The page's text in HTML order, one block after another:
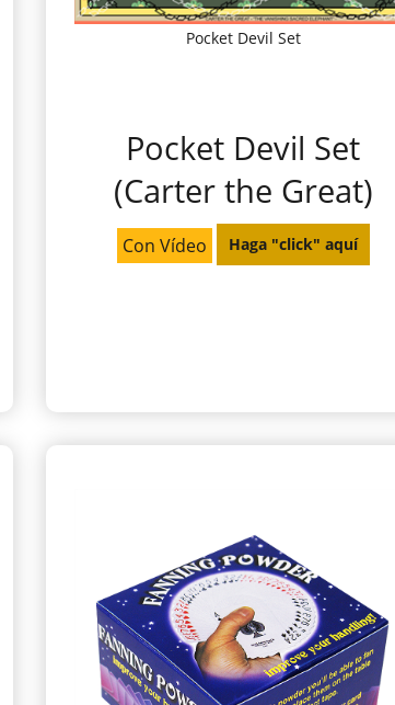
Pocket Devil Set
Pocket Devil Set
(Carter the Great)
Con Vídeo Haga "click" aquí